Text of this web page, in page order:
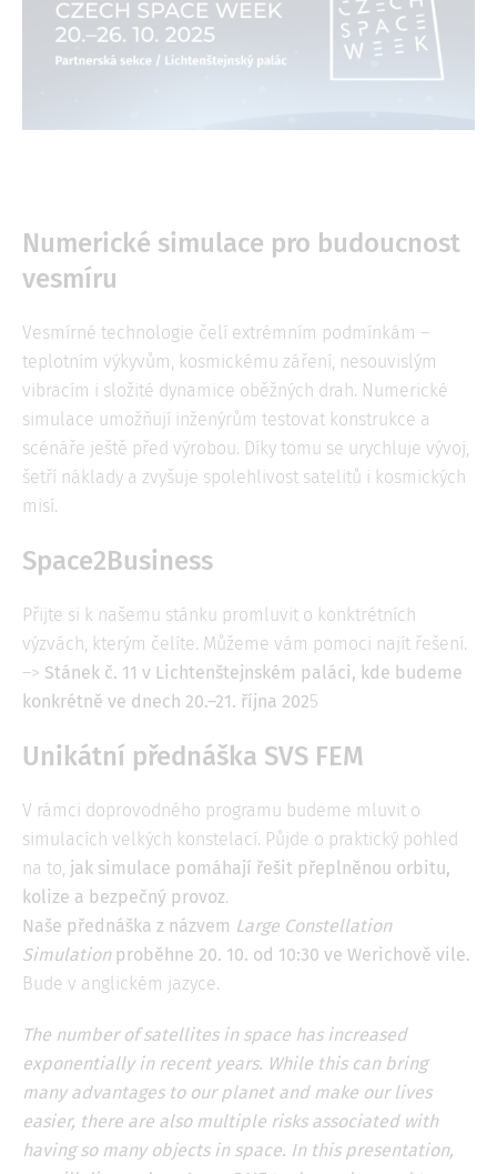
Numerické simulace pro budoucnost
vesmíru
Vesmírné technologie čelí extrémním podmínkám –
teplotním výkyvům, kosmickému záření, nesouvislým
vibracím i složité dynamice oběžných drah. Numerické
simulace umožňují inženýrům testovat konstrukce a
scénáře ještě před výrobou. Díky tomu se urychluje vývoj,
šetří náklady a zvyšuje spolehlivost satelitů i kosmických
misí.
Space2Business
Přijte si k našemu stánku promluvit o konktrétních
výzvách, kterým čelíte. Můžeme vám pomoci najít řešení.
–> Stánek č. 11 v Lichtenštejnském paláci, kde budeme
konkrétně ve dnech 20.–21. října 2025
Unikátní přednáška SVS FEM
V rámci doprovodného programu budeme mluvit o
simulacích velkých konstelací. Půjde o praktický pohled
na to, jak simulace pomáhají řešit přeplněnou orbitu,
kolize a bezpečný provoz.
Naše přednáška z názvem Large Constellation
Simulationproběhne 20. 10. od 10:30 ve Werichově vile.
Bude v anglickém jazyce.
The number of satellites in space has increased
exponentially in recent years. While this can bring
many advantages to our planet and make our lives
easier, there are also multiple risks associated with
having so many objects in space. In this presentation,